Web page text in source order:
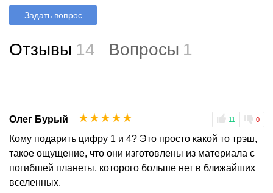
Задать вопрос
Отзывы 14 Вопросы 1
Олег Бурый 11 0
☆
☆
☆
☆
☆
Кому подарить цифру 1 и 4? Это просто какой то трэш,
такое ощущение, что они изготовлены из материала с
погибшей планеты, которого больше нет в ближайших
вселенных.